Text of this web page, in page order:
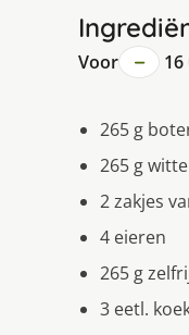
Voor − 16
265 g
265 g
2 zakjes
4 eieren
265 g
3 eetl.